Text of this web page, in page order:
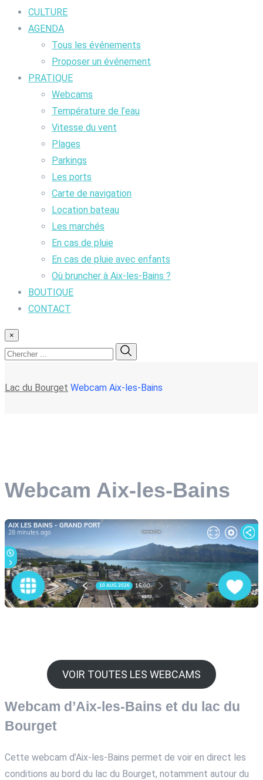
CULTURE
AGENDA
Tous les événements
Proposer un événement
PRATIQUE
Webcams
Température de l’eau
Vitesse du vent
Plages
Parkings
Les ports
Carte de navigation
Location bateau
Les marchés
En cas de pluie
En cas de pluie avec enfants
Où bruncher à Aix-les-Bains ?
BOUTIQUE
CONTACT
×
Lac du Bourget Webcam Aix-les-Bains
Webcam Aix-les-Bains
VOIR TOUTES LES WEBCAMS
Webcam d’Aix-les-Bains et du lac du
Bourget
Cette webcam d’Aix-les-Bains permet de voir en direct les
conditions au bord du lac du Bourget, notamment autour du